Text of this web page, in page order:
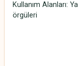
Kullanım Alanları:
örgüleri